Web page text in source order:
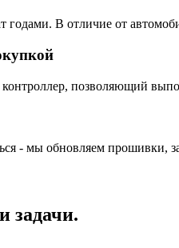
годами. В отличие от
позволяющий
- мы обновляем прошивки,
задачи.